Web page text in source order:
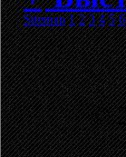
Sitemap 1 2 3 4 5 6
©